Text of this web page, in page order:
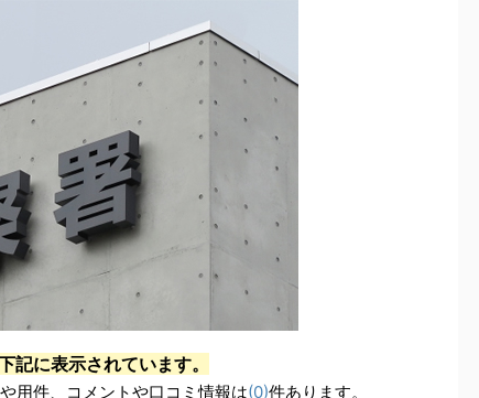
記に表示されています。
用件、コメントや口コミ情報は(0)件あります。